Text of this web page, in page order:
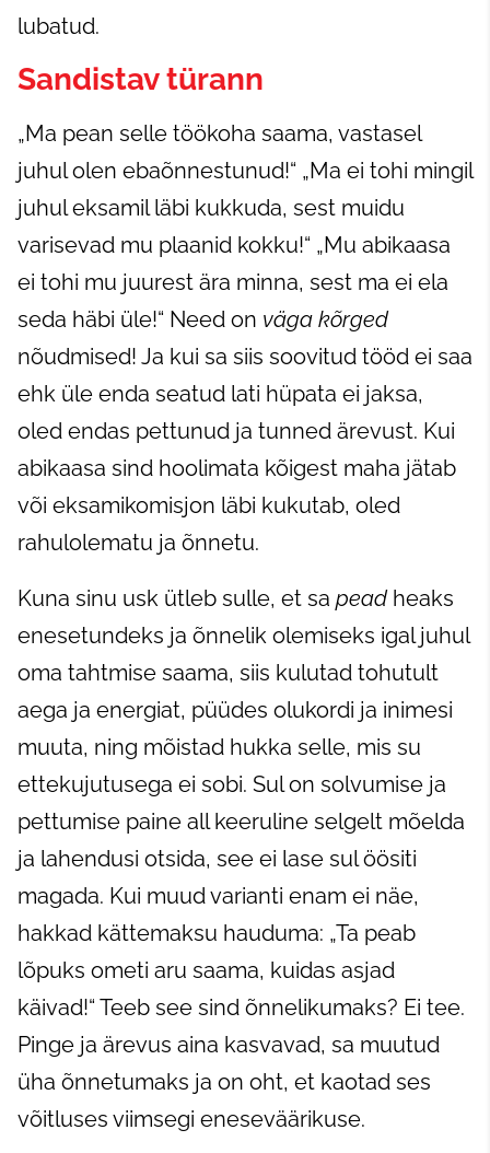
lubatud.
Sandistav türann
„Ma pean selle töökoha saama, vastasel
juhul olen ebaõnnestunud!“ „Ma ei tohi mingil
juhul eksamil läbi kukkuda, sest muidu
varisevad mu plaanid kokku!“ „Mu abikaasa
ei tohi mu juurest ära minna, sest ma ei ela
seda häbi üle!“ Need on väga kõrged
nõudmised! Ja kui sa siis soovitud tööd ei saa
ehk üle enda seatud lati hüpata ei jaksa,
oled endas pettunud ja tunned ärevust. Kui
abikaasa sind hoolimata kõigest maha jätab
või eksamikomisjon läbi kukutab, oled
rahulolematu ja õnnetu.
Kuna sinu usk ütleb sulle, et sa peadheaks
enesetundeks ja õnnelik olemiseks igal juhul
oma tahtmise saama, siis kulutad tohutult
aega ja energiat, püüdes olukordi ja inimesi
muuta, ning mõistad hukka selle, mis su
ettekujutusega ei sobi. Sul on solvumise ja
pettumise paine all keeruline selgelt mõelda
ja lahendusi otsida, see ei lase sul öösiti
magada. Kui muud varianti enam ei näe,
hakkad kättemaksu hauduma: „Ta peab
lõpuks ometi aru saama, kuidas asjad
käivad!“ Teeb see sind õnnelikumaks? Ei tee.
Pinge ja ärevus aina kasvavad, sa muutud
üha õnnetumaks ja on oht, et kaotad ses
võitluses viimsegi eneseväärikuse.